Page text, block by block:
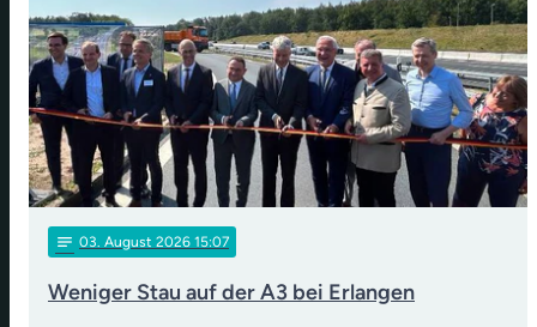
notes 03. August 2026 15:07
Weniger Stau auf der A3 bei Erlangen